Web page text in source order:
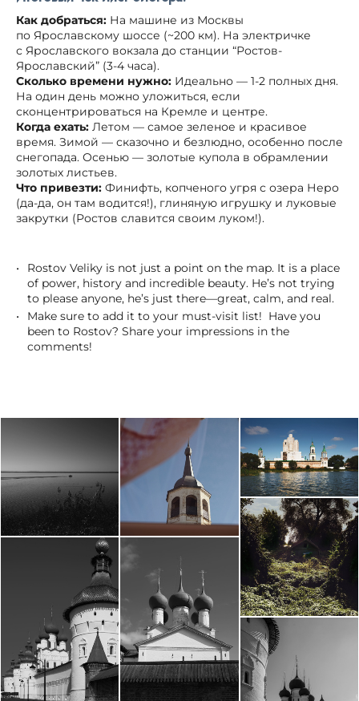
Как добраться: На машине из Москвы
по Ярославскому шоссе (~200 км). На электричке
с Ярославского вокзала до станции “Ростов-
Ярославский” (3-4 часа).
Сколько времени нужно: Идеально — 1-2 полных дня.
На один день можно уложиться, если
сконцентрироваться на Кремле и центре.
Когда ехать: Летом — самое зеленое и красивое
время. Зимой — сказочно и безлюдно, особенно после
снегопада. Осенью — золотые купола в обрамлении
золотых листьев.
Что привезти: Финифть, копченого угря с озера Неро
(да-да, он там водится!), глиняную игрушку и луковые
закрутки (Ростов славится своим луком!).
Rostov Veliky is not just a point on the map. It is a place
of power, history and incredible beauty. He’s not trying
to please anyone, he’s just there—great, calm, and real.
Make sure to add it to your must-visit list! Have you
been to Rostov? Share your impressions in the
comments!